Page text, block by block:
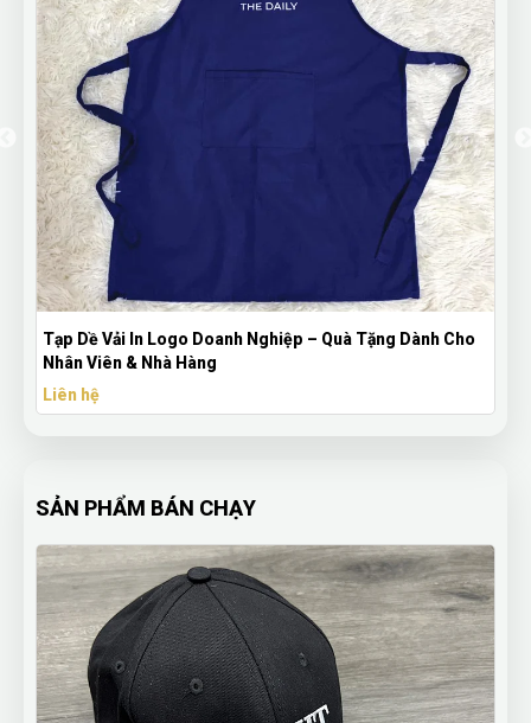
Tạp Dề Vải In Logo Doanh Nghiệp – Quà Tặng Dành Cho
Nhân Viên & Nhà Hàng
Liên hệ
SẢN PHẨM BÁN CHẠY